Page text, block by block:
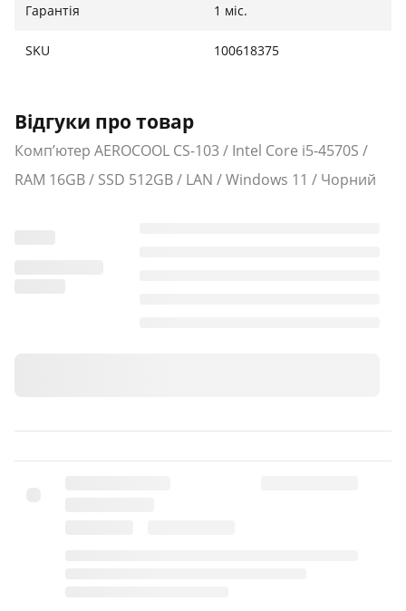
Гарантія 1 міс.
SKU 100618375
Відгуки про товар
Комп’ютер AEROCOOL CS-103 / Intel Core i5-4570S /
RAM 16GB / SSD 512GB / LAN / Windows 11 / Чорний